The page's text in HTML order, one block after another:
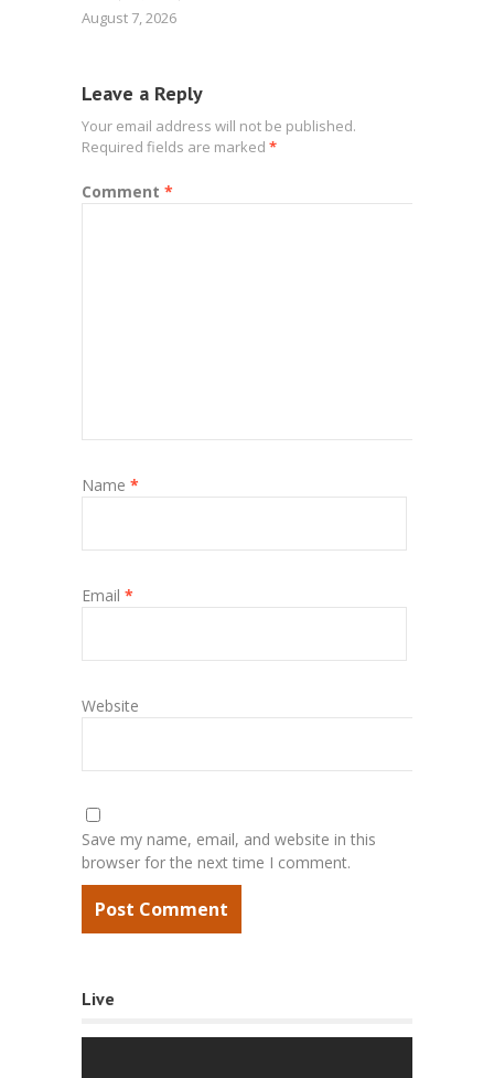
August 7, 2026
Leave a Reply
Your email address will not be published.
Required fields are marked *
Comment *
Name *
Email *
Website
Save my name, email, and website in this
browser for the next time I comment.
Live